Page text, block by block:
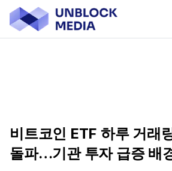
비트코인 ETF 하루 거래
돌파…기관 투자 급증 배